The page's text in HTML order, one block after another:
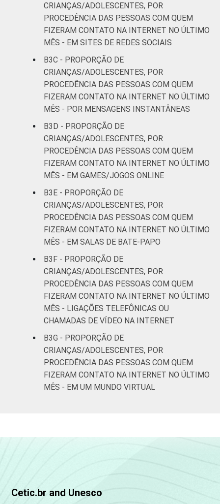
CRIANÇAS/ADOLESCENTES, POR
PROCEDÊNCIA DAS PESSOAS COM QUEM
FIZERAM CONTATO NA INTERNET NO ÚLTIMO
MÊS - EM SITES DE REDES SOCIAIS
B3C - PROPORÇÃO DE
CRIANÇAS/ADOLESCENTES, POR
PROCEDÊNCIA DAS PESSOAS COM QUEM
FIZERAM CONTATO NA INTERNET NO ÚLTIMO
MÊS - POR MENSAGENS INSTANTÂNEAS
B3D - PROPORÇÃO DE
CRIANÇAS/ADOLESCENTES, POR
PROCEDÊNCIA DAS PESSOAS COM QUEM
FIZERAM CONTATO NA INTERNET NO ÚLTIMO
MÊS - EM GAMES/JOGOS ONLINE
B3E - PROPORÇÃO DE
CRIANÇAS/ADOLESCENTES, POR
PROCEDÊNCIA DAS PESSOAS COM QUEM
FIZERAM CONTATO NA INTERNET NO ÚLTIMO
MÊS - EM SALAS DE BATE-PAPO
B3F - PROPORÇÃO DE
CRIANÇAS/ADOLESCENTES, POR
PROCEDÊNCIA DAS PESSOAS COM QUEM
FIZERAM CONTATO NA INTERNET NO ÚLTIMO
MÊS - LIGAÇÕES TELEFÔNICAS OU
CHAMADAS DE VÍDEO NA INTERNET
B3G - PROPORÇÃO DE
CRIANÇAS/ADOLESCENTES, POR
PROCEDÊNCIA DAS PESSOAS COM QUEM
FIZERAM CONTATO NA INTERNET NO ÚLTIMO
MÊS - EM UM MUNDO VIRTUAL
Cetic.br and Unesco